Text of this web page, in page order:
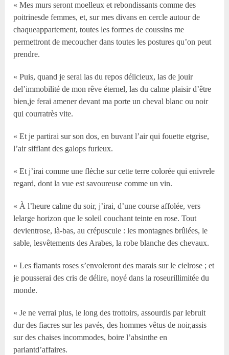
« Mes murs seront moelleux et rebondissants comme des
poitrinesde femmes, et, sur mes divans en cercle autour de
chaqueappartement, toutes les formes de coussins me
permettront de mecoucher dans toutes les postures qu’on peut
prendre.
« Puis, quand je serai las du repos délicieux, las de jouir
del’immobilité de mon rêve éternel, las du calme plaisir d’être
bien,je ferai amener devant ma porte un cheval blanc ou noir
qui courratrès vite.
« Et je partirai sur son dos, en buvant l’air qui fouette etgrise,
l’air sifflant des galops furieux.
« Et j’irai comme une flèche sur cette terre colorée qui enivrele
regard, dont la vue est savoureuse comme un vin.
« À l’heure calme du soir, j’irai, d’une course affolée, vers
lelarge horizon que le soleil couchant teinte en rose. Tout
devientrose, là-bas, au crépuscule : les montagnes brûlées, le
sable, lesvêtements des Arabes, la robe blanche des chevaux.
« Les flamants roses s’envoleront des marais sur le cielrose ; et
je pousserai des cris de délire, noyé dans la roseurillimitée du
monde.
« Je ne verrai plus, le long des trottoirs, assourdis par lebruit
dur des fiacres sur les pavés, des hommes vêtus de noir,assis
sur des chaises incommodes, boire l’absinthe en
parlantd’affaires.